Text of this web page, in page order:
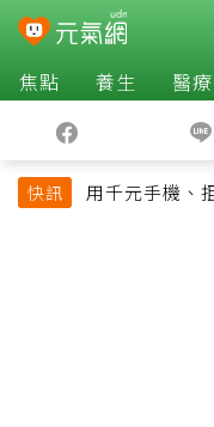
焦點 養生 醫療
快訊
用千元手機、